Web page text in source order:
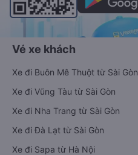
Vé xe khách
Xe đi Buôn Mê Thuột từ Sài Gòn
Xe đi Vũng Tàu từ Sài Gòn
Xe đi Nha Trang từ Sài Gòn
Xe đi Đà Lạt từ Sài Gòn
Xe đi Sapa từ Hà Nội